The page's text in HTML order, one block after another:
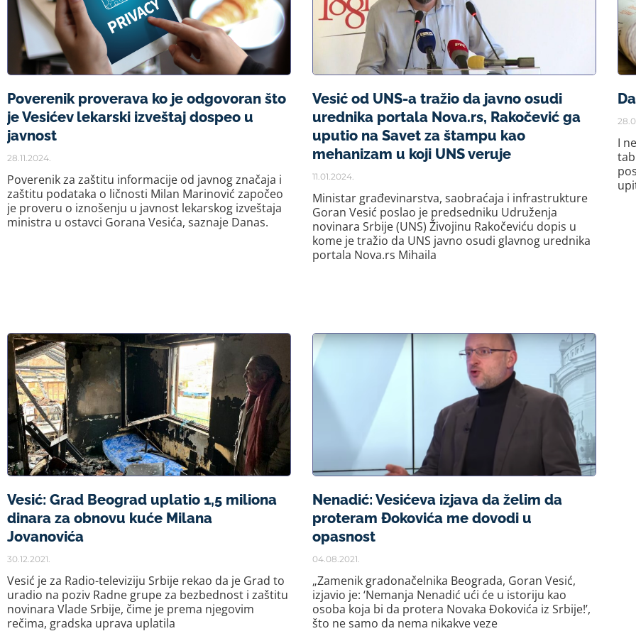
Poverenik proverava ko je odgovoran što
je Vesićev lekarski izveštaj dospeo u
javnost
28.11.2024.
Poverenik za zaštitu informacije od javnog značaja i
zaštitu podataka o ličnosti Milan Marinović započeo
je proveru o iznošenju u javnost lekarskog izveštaja
ministra u ostavci Gorana Vesića, saznaje Danas.
Vesić od UNS-a tražio da javno osudi
urednika portala Nova.rs, Rakočević ga
uputio na Savet za štampu kao
mehanizam u koji UNS veruje
11.01.2024.
Ministar građevinarstva, saobraćaja i infrastrukture
Goran Vesić poslao je predsedniku Udruženja
novinara Srbije (UNS) Živojinu Rakočeviću dopis u
kome je tražio da UNS javno osudi glavnog urednika
portala Nova.rs Mihaila
I
Vesić: Grad Beograd uplatio 1,5 miliona
dinara za obnovu kuće Milana
Jovanovića
30.12.2021.
Vesić je za Radio-televiziju Srbije rekao da je Grad to
uradio na poziv Radne grupe za bezbednost i zaštitu
novinara Vlade Srbije, čime je prema njegovim
rečima, gradska uprava uplatila
Nenadić: Vesićeva izjava da želim da
proteram Đokovića me dovodi u
opasnost
04.08.2021.
„Zamenik gradonačelnika Beograda, Goran Vesić,
izjavio je: ‘Nemanja Nenadić ući će u istoriju kao
osoba koja bi da protera Novaka Đokovića iz Srbije!’,
što ne samo da nema nikakve veze